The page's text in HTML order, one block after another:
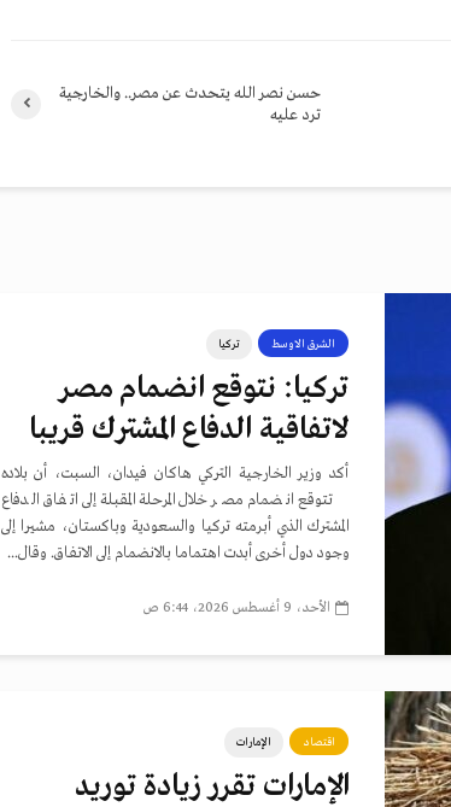
حسن نصر الله يتحدث عن مصر.. والخارجية
ترد عليه
الشرق الاوسط تركيا
تركيا: نتوقع انضمام مصر
لاتفاقية الدفاع المشترك قريبا
أكد وزير الخارجية التركي هاكان فيدان، السبت، أن بلاده
تتوقع انضمام مصر خلال المرحلة المقبلة إلى اتفاق الدفاع
المشترك الذي أبرمته تركيا والسعودية وباكستان، مشيرا إلى
وجود دول أخرى أبدت اهتماما بالانضمام إلى الاتفاق. وقال...
الأحد، 9 أغسطس 2026، 6:44 ص
اقتصاد الإمارات
الإمارات تقرر زيادة توريد